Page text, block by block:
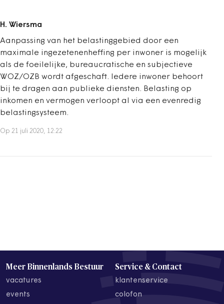
H. Wiersma
Aanpassing van het belastinggebied door een
maximale ingezetenenheffing per inwoner is mogelijk
als de foeilelijke, bureaucratische en subjectieve
WOZ/OZB wordt afgeschaft. Iedere inwoner behoort
bij te dragen aan publieke diensten. Belasting op
inkomen en vermogen verloopt al via een evenredig
belastingsysteem.
Op 21 juli 2020, 12:22
Meer Binnenlands Bestuur
vacatures
events
Service & Contact
klantenservice
colofon